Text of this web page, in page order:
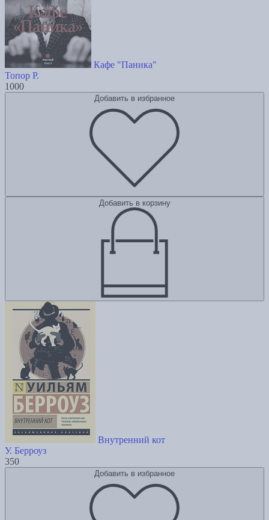
Кафе "Паника"
Топор Р.
1000
Добавить в избранное
Добавить в корзину
Внутренний кот
У. Берроуз
350
Добавить в избранное